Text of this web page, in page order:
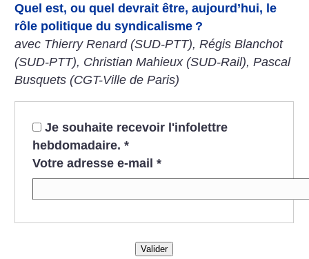
Quel est, ou quel devrait être, aujourd’hui, le
rôle politique du syndicalisme ?
avec Thierry Renard (SUD-PTT), Régis Blanchot
(SUD-PTT), Christian Mahieux (SUD-Rail), Pascal
Busquets (CGT-Ville de Paris)
Je souhaite recevoir l'infolettre
hebdomadaire. *
Votre adresse e-mail *
Valider